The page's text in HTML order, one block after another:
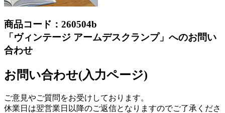
商品コード：260504b
「ヴィンテージ アームデスクランプ」へのお問い
合わせ
お問い合わせ(入力ページ)
ご意見やご質問をお受けしております。
休業日は翌営業日以降のご返信となりますのでご了承くださ